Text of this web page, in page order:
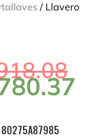
/ Llavero
80275A87985